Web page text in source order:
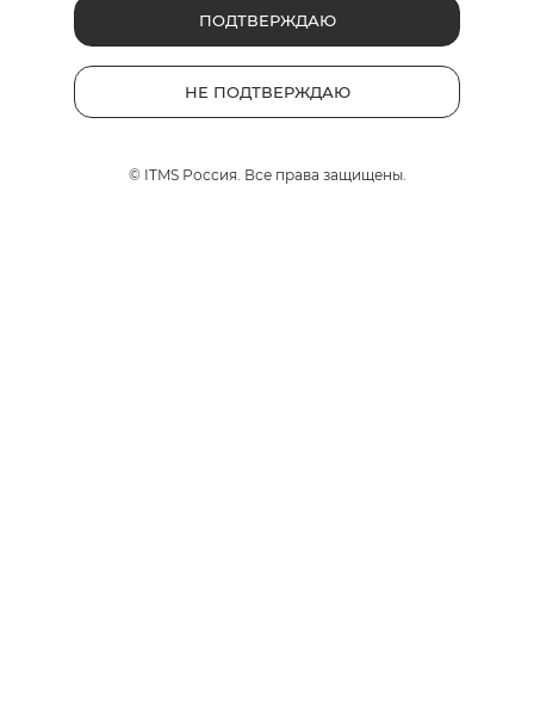
ПОДТВЕРЖДАЮ
НЕ ПОДТВЕРЖДАЮ
© ITMS Россия. Все права защищены.
навигатор
выбору стиков
ПРОЙТИ ТЕСТ
ДАННЫЙ
СОДЕРЖИТ ТАБАК,
ЗДОРОВЬЮ И